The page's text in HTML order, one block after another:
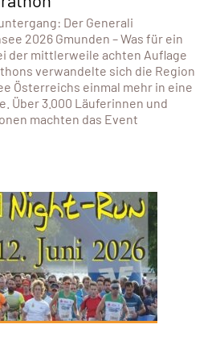
Der Generali
2026 Gmunden – Was für ein
der mittlerweile achten Auflage
verwandelte sich die Region
Österreichs einmal mehr in eine
Über 3.000 Läuferinnen und
machten das Event